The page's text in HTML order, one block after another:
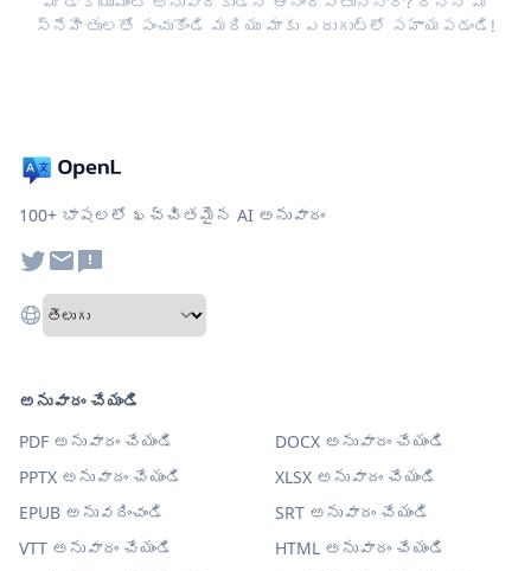
స్నేహితులతో పంచుకోండి మరియు మాకు ఎదుగుట్లో సహాయపడండి!
100+ భాషలలో ఖచ్చితమైన AI అనువాదం
అనువాదం చేయండి
PDF అనువాదం చేయండి
DOCX అనువాదం చేయండి
PPTX అనువాదం చేయండి
XLSX అనువాదం చేయండి
EPUB అనువదించండి
SRT అనువాదం చేయండి
VTT అనువాదం చేయండి
HTML అనువాదం చేయండి